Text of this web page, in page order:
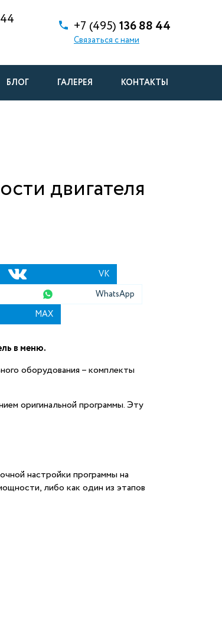
+7 (495) 136 88 44
Связаться с нами
БЛОГ ГАЛЕРЕЯ КОНТАКТЫ
двигателя
VK
WhatsApp
MAX
в меню.
оборудования – комплекты
оригинальной программы. Эту
настройки программы на
либо как один из этапов